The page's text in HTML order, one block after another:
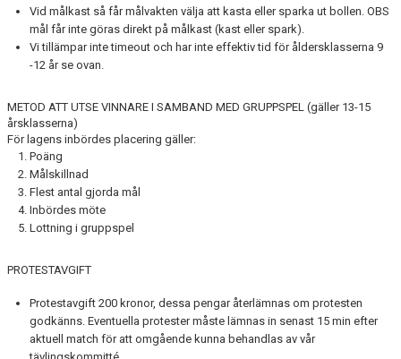
Vid målkast så får målvakten välja att kasta eller sparka ut bollen. OBS
mål får inte göras direkt på målkast (kast eller spark).
Vi tillämpar inte timeout och har inte effektiv tid för åldersklasserna 9
-12 år se ovan.
METOD ATT UTSE VINNARE I SAMBAND MED GRUPPSPEL (gäller 13-15
årsklasserna)
För lagens inbördes placering gäller:
Poäng
Målskillnad
Flest antal gjorda mål
Inbördes möte
Lottning i gruppspel
PROTESTAVGIFT
Protestavgift 200 kronor, dessa pengar återlämnas om protesten
godkänns. Eventuella protester måste lämnas in senast 15 min efter
aktuell match för att omgående kunna behandlas av vår